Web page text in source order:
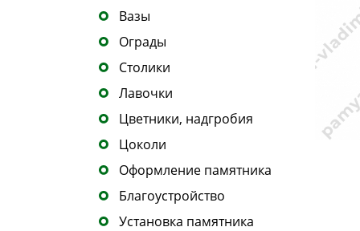
Вазы
Ограды
Столики
Лавочки
Цветники, надгробия
Цоколи
Оформление памятника
Благоустройство
Установка памятника